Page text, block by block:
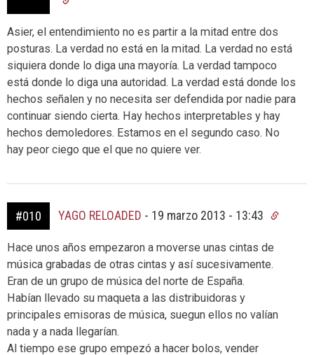
Asier, el entendimiento no es partir a la mitad entre dos
posturas. La verdad no está en la mitad. La verdad no está
siquiera donde lo diga una mayoría. La verdad tampoco
está donde lo diga una autoridad. La verdad está donde los
hechos señalen y no necesita ser defendida por nadie para
continuar siendo cierta. Hay hechos interpretables y hay
hechos demoledores. Estamos en el segundo caso. No
hay peor ciego que el que no quiere ver.
#010 YAGO RELOADED - 19 marzo 2013 - 13:43
Hace unos años empezaron a moverse unas cintas de
música grabadas de otras cintas y así sucesivamente.
Eran de un grupo de música del norte de España.
Habían llevado su maqueta a las distribuidoras y
principales emisoras de música, suegun ellos no valían
nada y a nada llegarían.
Al tiempo ese grupo empezó a hacer bolos, vender